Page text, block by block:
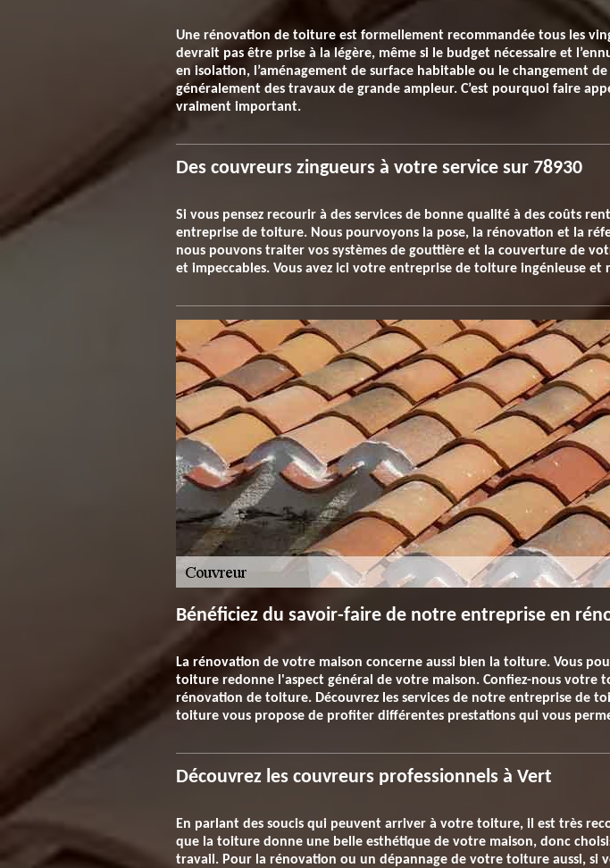
Une rénovation de toiture est formellement recommandée tous les
devrait pas être prise à la légère, même si le budget nécessaire et
en isolation, l’aménagement de surface habitable ou le changement
généralement des travaux de grande ampleur. C’est pourquoi faire
vraiment important.
Des couvreurs zingueurs à votre service sur 78930
Si vous pensez recourir à des services de bonne qualité à des coûts
entreprise de toiture. Nous pourvoyons la pose, la rénovation et la
nous pouvons traiter vos systèmes de gouttière et la couverture de
et impeccables. Vous avez ici votre entreprise de toiture ingénieuse
Bénéficiez du savoir-faire de notre entreprise en
La rénovation de votre maison concerne aussi bien la toiture. Vous
toiture redonne l'aspect général de votre maison. Confiez-nous
rénovation de toiture. Découvrez les services de notre entreprise de
toiture vous propose de profiter différentes prestations qui vous
Découvrez les couvreurs professionnels à Vert
En parlant des soucis qui peuvent arriver à votre toiture, il est très
que la toiture donne une belle esthétique de votre maison, donc
travail. Pour la rénovation ou un dépannage de votre toiture aussi, si